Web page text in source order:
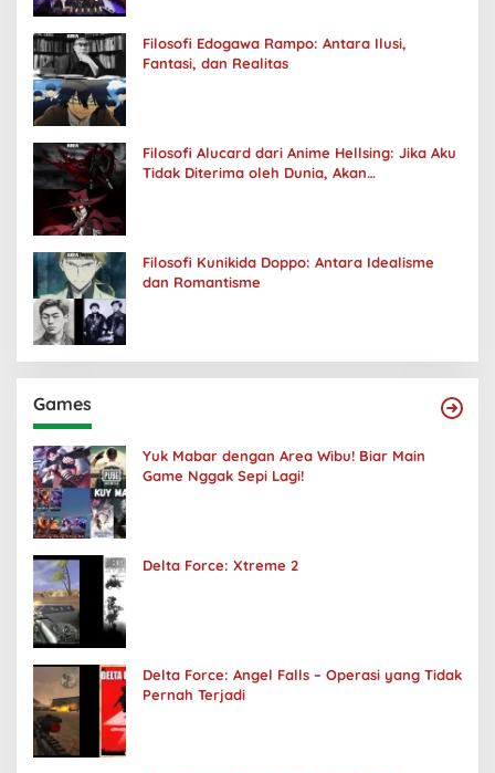
Filosofi Edogawa Rampo: Antara Ilusi,
Fantasi, dan Realitas
Filosofi Alucard dari Anime Hellsing: Jika Aku
Tidak Diterima oleh Dunia, Akan
Filosofi Kunikida Doppo: Antara Idealisme
dan Romantisme
Games
Yuk Mabar dengan Area Wibu! Biar Main
Game Nggak Sepi Lagi!
Delta Force: Xtreme 2
Delta Force: Angel Falls – Operasi yang Tidak
Pernah Terjadi